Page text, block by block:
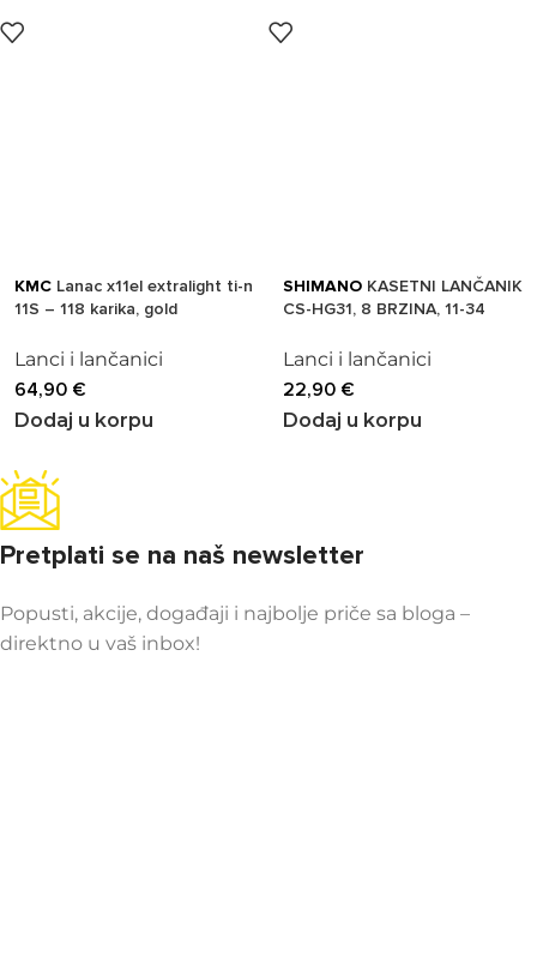
KMC Lanac x11el extralight ti-n
11S – 118 karika, gold
Lanci i lančanici
64,90 €
Dodaj u korpu
SHIMANO KASETNI LANČANIK
CS-HG31, 8 BRZINA, 11-34
Lanci i lančanici
22,90 €
Dodaj u korpu
Pretplati se na naš newsletter
Popusti, akcije, događaji i najbolje priče sa bloga –
direktno u vaš inbox!